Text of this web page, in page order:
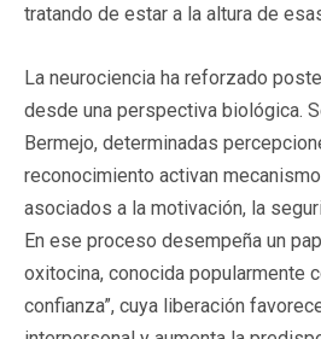
tratando de estar a la altura de
La neurociencia ha reforzado
desde una perspectiva biológica.
Bermejo, determinadas
reconocimiento activan
asociados a la motivación, la
En ese proceso desempeña un
oxitocina, conocida popularmente
confianza”, cuya liberación